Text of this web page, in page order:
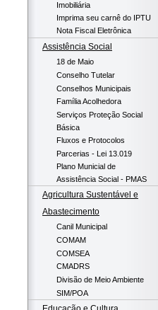
Imobiliária
Imprima seu carnê do IPTU
Nota Fiscal Eletrônica
Assistência Social
18 de Maio
Conselho Tutelar
Conselhos Municipais
Família Acolhedora
Serviços Proteção Social
Básica
Fluxos e Protocolos
Parcerias - Lei 13.019
Plano Municial de
Assistência Social - PMAS
Agricultura Sustentável e
Abastecimento
Canil Municipal
COMAM
COMSEA
CMADRS
Divisão de Meio Ambiente
SIM/POA